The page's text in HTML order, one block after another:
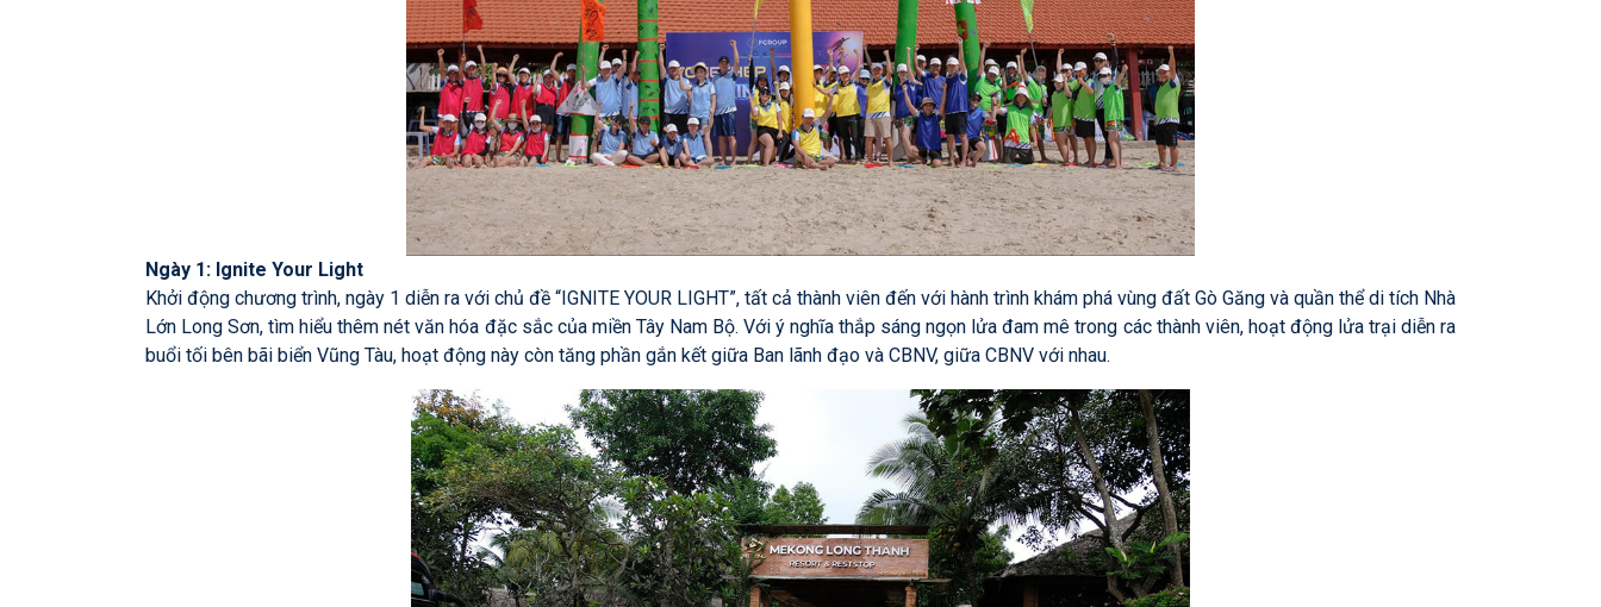
Ngày 1: Ignite Your Light
Khởi động chương trình, ngày 1 diễn ra với chủ đề “IGNITE YOUR LIGHT”, tất cả thành viên đến với hành trình khám phá vùng đất Gò Găng và quần thể di tích Nhà
Lớn Long Sơn, tìm hiểu thêm nét văn hóa đặc sắc của miền Tây Nam Bộ. Với ý nghĩa thắp sáng ngọn lửa đam mê trong các thành viên, hoạt động lửa trại diễn ra
buổi tối bên bãi biển Vũng Tàu, hoạt động này còn tăng phần gắn kết giữa Ban lãnh đạo và CBNV, giữa CBNV với nhau.